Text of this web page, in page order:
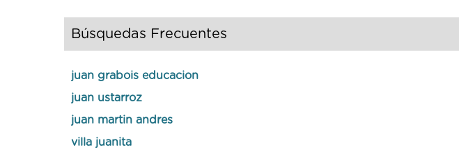
Búsquedas Frecuentes
juan grabois educacion
juan ustarroz
juan martin andres
villa juanita